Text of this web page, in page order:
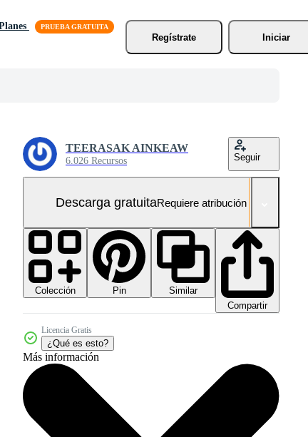
Regístrate
Iniciar
TEERASAK AINKEAW
6.026 Recursos Seguir
Descarga gratuitaRequiere atribución
Colección Pin
Similar
Compartir
Licencia Gratis
¿Qué es esto?
Más información